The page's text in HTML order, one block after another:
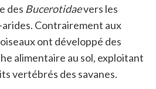
des Bucerotidaevers les
Contrairement aux
ont développé des
alimentaire au sol, exploitant
vertébrés des savanes.